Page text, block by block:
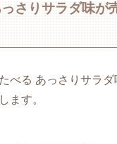
さりサラダ味が
べる あっさりサラ
ます。